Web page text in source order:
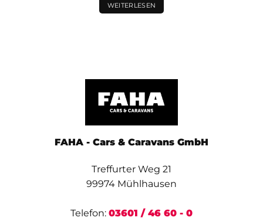
WEITERLESEN
FAHA - Cars & Caravans GmbH
Treffurter Weg 21
99974 Mühlhausen
Telefon: 03601 / 46 60 - 0